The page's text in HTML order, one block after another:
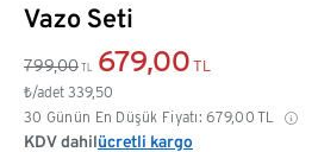
Vazo Seti
799,00 TL 679,00 TL
₺/adet 339,50
30 Günün En Düşük Fiyatı: 679,00 TL
KDV dahilücretli kargo